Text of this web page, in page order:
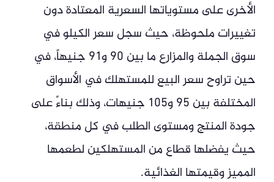
الأخرى على مستوياتها السعرية المعتادة دون
تغييرات ملحوظة، حيث سجل سعر الكيلو في
سوق الجملة والمزارع ما بين 90 و91 جنيهاً، في
حين تراوح سعر البيع للمستهلك في الأسواق
المختلفة بين 95 و105 جنيهات، وذلك بناءً على
جودة المنتج ومستوى الطلب في كل منطقة،
حيث يفضلها قطاع من المستهلكين لطعمها
المميز وقيمتها الغذائية.